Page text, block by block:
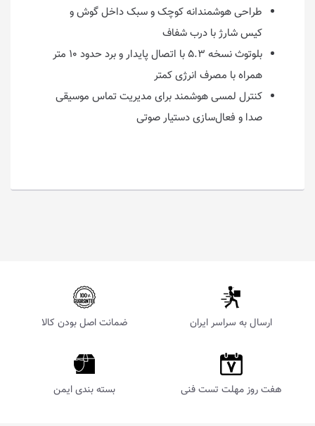
طراحی هوشمندانه کوچک و سبک داخل گوش و
کیس شارژ با درب شفاف
بلوتوث نسخه ۵.۳ با اتصال پایدار و برد حدود ۱۰ متر
همراه با مصرف انرژی کمتر
کنترل لمسی هوشمند برای مدیریت تماس موسیقی
صدا و فعال‌سازی دستیار صوتی
ارسال به سراسر ایران ضمانت اصل بودن کالا
هفت روز مهلت تست فنی بسته بندی ایمن